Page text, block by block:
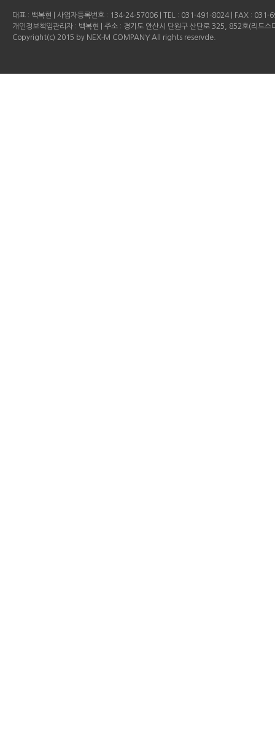
대표 : 백복현 | 사업자등록번호 : 134-24-57006 | TEL : 031-491-8024 | FAX :
개인정보책임관리자 : 백복현 | 주소 : 경기도 안산시 단원구 산단로 325, 852호(리드스
Copyright(c) 2015 by NEX-M COMPANY All rights reservde.